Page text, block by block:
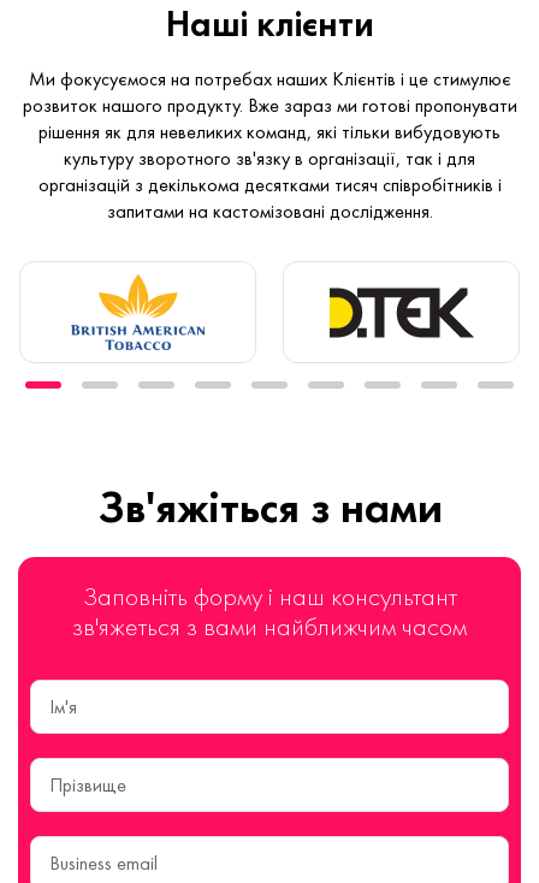
Наші клієнти
Ми фокусуємося на потребах наших Клієнтів і це стимулює
розвиток нашого продукту. Вже зараз ми готові пропонувати
рішення як для невеликих команд, які тільки вибудовують
культуру зворотного зв'язку в організації, так і для
організацій з декількома десятками тисяч співробітників і
запитами на кастомізовані дослідження.
Зв'яжіться з нами
Заповніть форму і наш консультант
зв'яжеться з вами найближчим часом